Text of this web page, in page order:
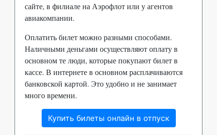
сайте, в филиале на Аэрофлот или у агентов
авиакомпании.
Оплатить билет можно разными способами.
Наличными деньгами осуществляют оплату в
основном те люди, которые покупают билет в
кассе. В интернете в основном расплачиваются
банковской картой. Это удобно и не занимает
много времени.
Купить билеты онлайн в отпуск